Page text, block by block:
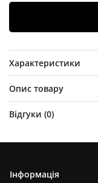
Характеристики
Опис товару
Відгуки (0)
Інформація